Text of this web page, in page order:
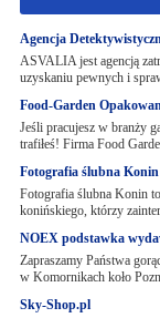
Agencja
ASVALIA jest agencją
uzyskaniu pewnych i
Food-Garden
Jeśli pracujesz w branży
trafiłeś! Firma Food
Fotografia ślubna Konin
Fotografia ślubna Konin
konińskiego, którzy
NOEX podstawka
Zapraszamy Państwa
w Komornikach koło
Sky-Shop.pl